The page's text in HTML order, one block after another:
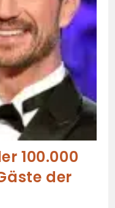
100.000
der